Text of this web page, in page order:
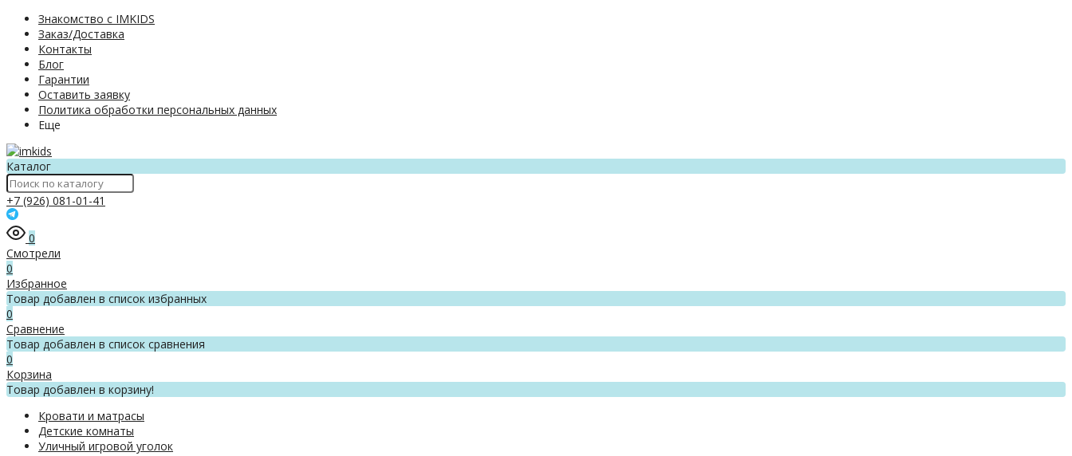
Знакомство с IMKIDS
Заказ/Доставка
Контакты
Блог
Гарантии
Оставить заявку
Политика обработки персональных данных
Еще
Каталог
+7 (926) 081-01-41
0
Смотрели
0
Избранное
Товар добавлен в список избранных
0
Сравнение
Товар добавлен в список сравнения
0
Корзина
Товар добавлен в корзину!
Кровати и матрасы
Детские комнаты
Уличный игровой уголок